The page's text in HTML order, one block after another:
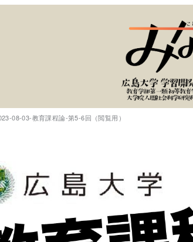
08-03-教育課程論-第5-6回（閲覧用）